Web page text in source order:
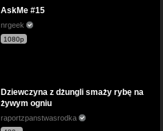
AskMe #15
nrgeek
1080p
Dziewczyna z dżungli smaży rybę na
żywym ogniu
raportzpanstwasrodka